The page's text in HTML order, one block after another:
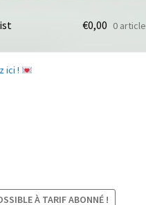
€0,00 0 article
ici !
À TARIF ABONNÉ !